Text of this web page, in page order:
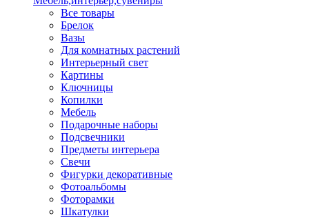
Все товары
Брелок
Вазы
Для комнатных растений
Интерьерный свет
Картины
Ключницы
Копилки
Мебель
Подарочные наборы
Подсвечники
Предметы интерьера
Свечи
Фигурки декоративные
Фотоальбомы
Фоторамки
Шкатулки